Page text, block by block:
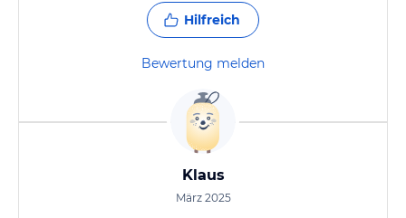
Hilfreich
Bewertung melden
Klaus
März 2025